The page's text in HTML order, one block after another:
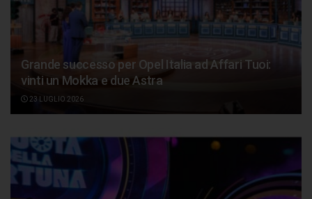
Grande successo per Opel Italia ad Affari Tuoi:
vinti un Mokka e due Astra
23 LUGLIO 2026